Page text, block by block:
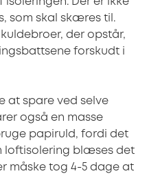
som skal skæres til.
der opstår,
forskudt i
at spare ved selve
også en masse
papiruld, fordi det
loftisolering blæses det
måske tog 4-5 dage at